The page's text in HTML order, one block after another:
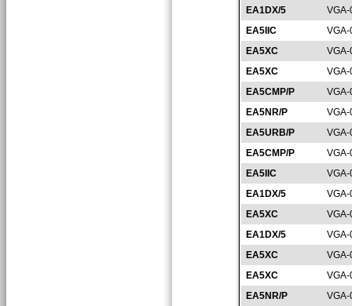
EA1DX/5
EA5IIC
EA5XC
EA5XC
EA5CMP/P
EA5NR/P
EA5URB/P
EA5CMP/P
EA5IIC
EA1DX/5
EA5XC
EA1DX/5
EA5XC
EA5XC
EA5NR/P